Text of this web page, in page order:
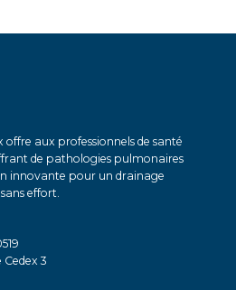
aux professionnels de santé
de pathologies pulmonaires
innovante pour un drainage
effort.
Cedex 3